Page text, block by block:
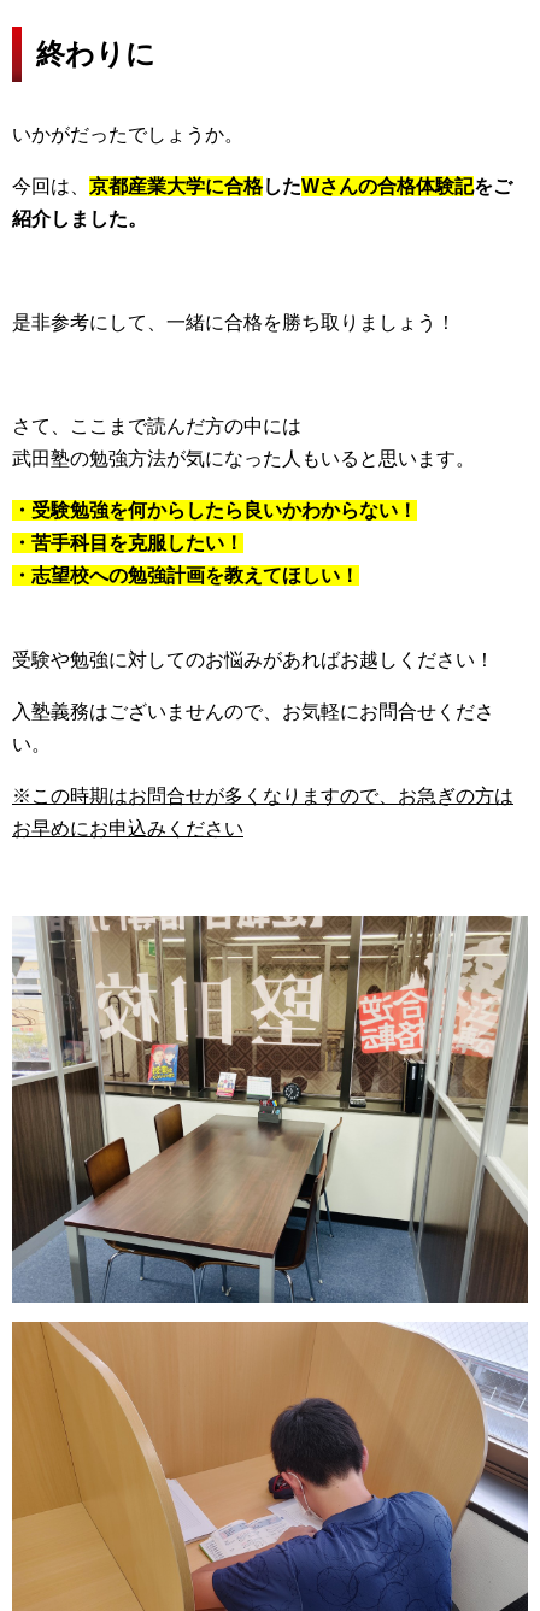
終わりに
いかがだったでしょうか。
今回は、 京都産業大学に合格したWさ んの合格体験記をご
紹介しました。
是非参考にして、一緒に合格を勝ち取りましょう！
さて、ここまで読んだ方の中には
武田塾の勉強方法が気になった人もいると思います。
・ 受験勉強を何からしたら良いかわからない！
・苦手科目を克服したい！
・志望校への勉強計画を教えてほしい！
受験や勉強に対してのお悩みがあればお越しください！
入塾義務はございませんので、お気軽にお問合せくださ
い。
※この時期はお問合せが多くなりますので、お急ぎの方は
お早めにお申込みください